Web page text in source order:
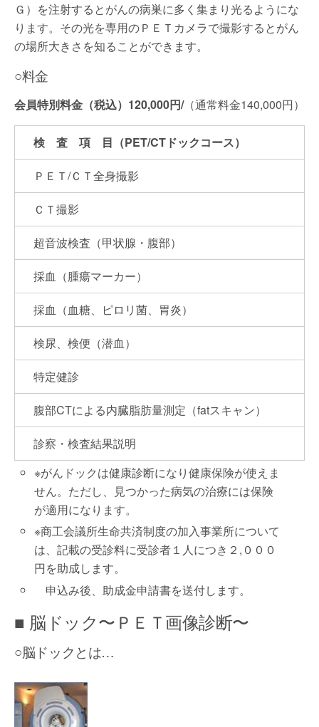
Ｇ）を注射するとがんの病巣に多く集まり光るようにな
ります。その光を専用のＰＥＴカメラで撮影するとがん
の場所大きさを知ることができます。
○料金
会員特別料金（税込）120,000円/（通常料金140,000円）
検 査 項 目（PET/CTドックコース）
ＰＥＴ/ＣＴ全身撮影
ＣＴ撮影
超音波検査（甲状腺・腹部）
採血（腫瘍マーカー）
採血（血糖、ピロリ菌、胃炎）
検尿、検便（潜血）
特定健診
腹部CTによる内臓脂肪量測定（fatスキャン）
診察・検査結果説明
※がんドックは健康診断になり健康保険が使えま
せん。ただし、見つかった病気の治療には保険
が適用になります。
※商工会議所生命共済制度の加入事業所について
は、記載の受診料に受診者１人につき２,０００
円を助成します。
申込み後、助成金申請書を送付します。
■ 脳ドック〜ＰＥＴ画像診断〜
○脳ドックとは…